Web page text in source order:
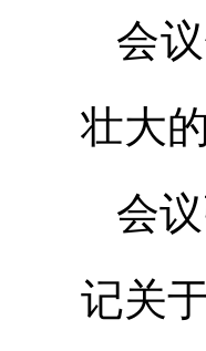
会
壮大
会
记关